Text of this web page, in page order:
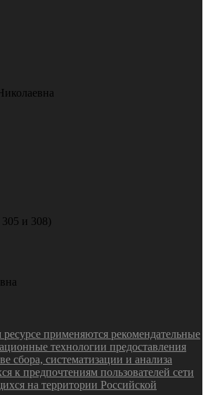
и 308)
применяются рекомендательные
технологии предоставления
сбора, систематизации и анализа
к предпочтениям пользователей сети
на территории Российской